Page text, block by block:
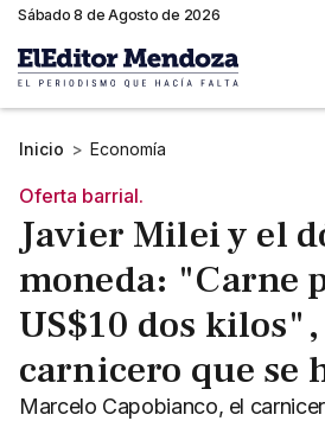
Sábado 8 de Agosto de 2026
Inicio > Economía
Oferta barrial.
Javier Milei y el
moneda: "Carne
US$10 dos
carnicero que se
Marcelo Capobianco, el